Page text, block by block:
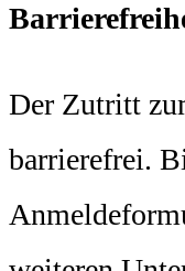
Der Zutritt
barrierefrei.